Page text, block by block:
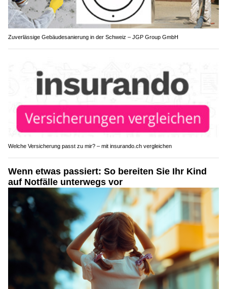
Zuverlässige Gebäudesanierung in der Schweiz – JGP Group GmbH
Welche Versicherung passt zu mir? – mit insurando.ch vergleichen
Wenn etwas passiert: So bereiten Sie Ihr Kind
auf Notfälle unterwegs vor